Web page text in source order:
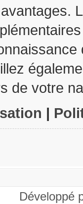
de votre
|
Développé